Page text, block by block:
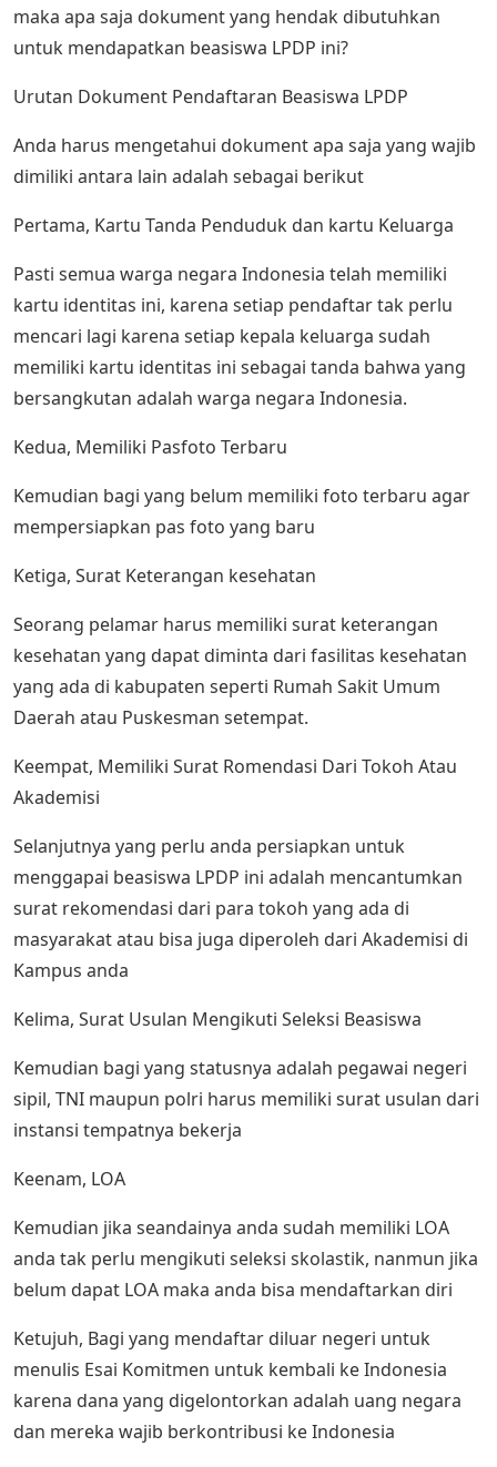
maka apa saja dokument yang hendak dibutuhkan
untuk mendapatkan beasiswa LPDP ini?
Urutan Dokument Pendaftaran Beasiswa LPDP
Anda harus mengetahui dokument apa saja yang wajib
dimiliki antara lain adalah sebagai berikut
Pertama, Kartu Tanda Penduduk dan kartu Keluarga
Pasti semua warga negara Indonesia telah memiliki
kartu identitas ini, karena setiap pendaftar tak perlu
mencari lagi karena setiap kepala keluarga sudah
memiliki kartu identitas ini sebagai tanda bahwa yang
bersangkutan adalah warga negara Indonesia.
Kedua, Memiliki Pasfoto Terbaru
Kemudian bagi yang belum memiliki foto terbaru agar
mempersiapkan pas foto yang baru
Ketiga, Surat Keterangan kesehatan
Seorang pelamar harus memiliki surat keterangan
kesehatan yang dapat diminta dari fasilitas kesehatan
yang ada di kabupaten seperti Rumah Sakit Umum
Daerah atau Puskesman setempat.
Keempat, Memiliki Surat Romendasi Dari Tokoh Atau
Akademisi
Selanjutnya yang perlu anda persiapkan untuk
menggapai beasiswa LPDP ini adalah mencantumkan
surat rekomendasi dari para tokoh yang ada di
masyarakat atau bisa juga diperoleh dari Akademisi di
Kampus anda
Kelima, Surat Usulan Mengikuti Seleksi Beasiswa
Kemudian bagi yang statusnya adalah pegawai negeri
sipil, TNI maupun polri harus memiliki surat usulan dari
instansi tempatnya bekerja
Keenam, LOA
Kemudian jika seandainya anda sudah memiliki LOA
anda tak perlu mengikuti seleksi skolastik, nanmun jika
belum dapat LOA maka anda bisa mendaftarkan diri
Ketujuh, Bagi yang mendaftar diluar negeri untuk
menulis Esai Komitmen untuk kembali ke Indonesia
karena dana yang digelontorkan adalah uang negara
dan mereka wajib berkontribusi ke Indonesia